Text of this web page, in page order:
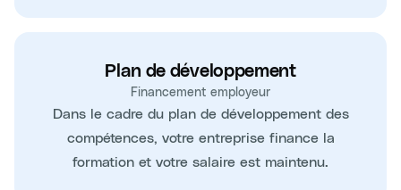
Plan de développement
Financement employeur
Dans le cadre du plan de développement des
compétences, votre entreprise finance la
formation et votre salaire est maintenu.